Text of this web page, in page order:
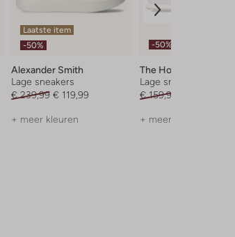
Laatste item
-50%
Alexander Smith
Lage sneakers
€ 239,99 € 119,99
+ meer kleuren
-50%
The Hoff Brand
Lage sneakers
€ 159,99
+ meer kleuren